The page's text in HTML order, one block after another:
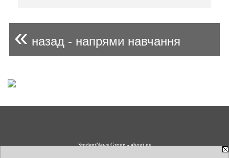
« назад - напрями навчання
StudentNews Group - about us